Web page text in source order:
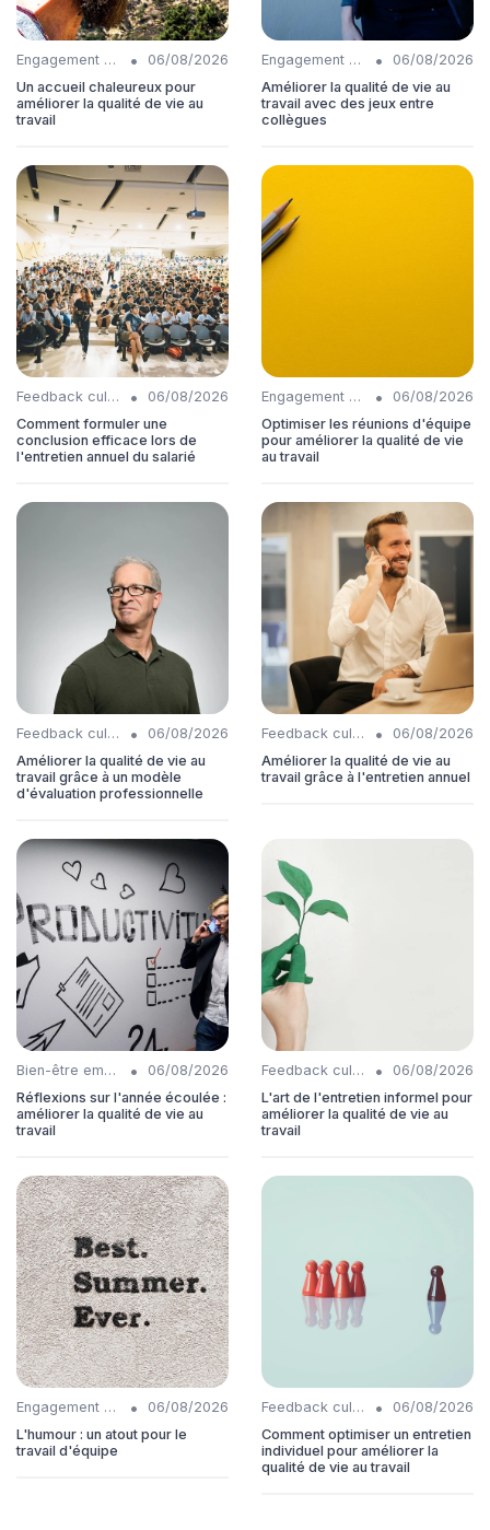
Engagement collaborateurs •
06/08/2026
Un accueil chaleureux pour
améliorer la qualité de vie au
travail
Engagement collaborateurs •
06/08/2026
Améliorer la qualité de vie au
travail avec des jeux entre
collègues
Feedback culture •
06/08/2026
Comment formuler une
conclusion efficace lors de
l'entretien annuel du salarié
Engagement collaborateurs •
06/08/2026
Optimiser les réunions d'équipe
pour améliorer la qualité de vie
au travail
Feedback culture •
06/08/2026
Améliorer la qualité de vie au
travail grâce à un modèle
d'évaluation professionnelle
Feedback culture •
06/08/2026
Améliorer la qualité de vie au
travail grâce à l'entretien annuel
Bien-être employés •
06/08/2026
Réflexions sur l'année écoulée :
améliorer la qualité de vie au
travail
Feedback culture •
06/08/2026
L'art de l'entretien informel pour
améliorer la qualité de vie au
travail
Engagement collaborateurs •
06/08/2026
L'humour : un atout pour le
travail d'équipe
Feedback culture •
06/08/2026
Comment optimiser un entretien
individuel pour améliorer la
qualité de vie au travail